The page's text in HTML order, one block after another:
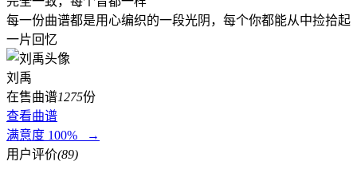
每一份曲谱都是用心编织的一段光阴，每个你都能从中捡拾起
一片回忆
刘禹
在售曲谱1275份
查看曲谱
满意度 100% →
用户评价(89)